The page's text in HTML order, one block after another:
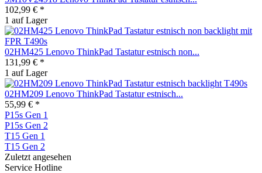
102,99 € *
1 auf Lager
02HM425 Lenovo ThinkPad Tastatur estnisch non...
131,99 € *
1 auf Lager
02HM209 Lenovo ThinkPad Tastatur estnisch...
55,99 € *
P15s Gen 1
P15s Gen 2
T15 Gen 1
T15 Gen 2
Zuletzt angesehen
Service Hotline